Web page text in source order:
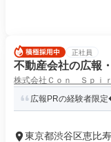
正社員
不動産会社の広報
株式会社Ｃｏｎ Ｓｐｉ
広報PRの経験者限
東京都渋谷区恵比寿